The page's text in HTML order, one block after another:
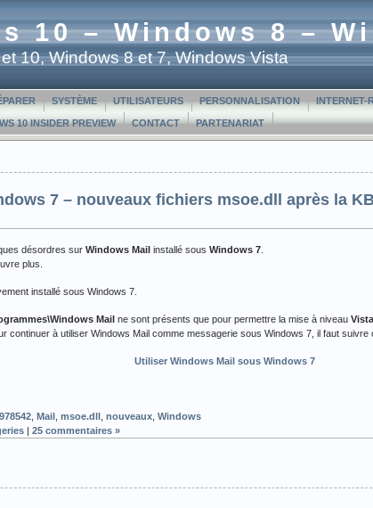
10 – Windows 8 –
10, Windows 8 et 7, Windows Vista
SYSTÈME UTILISATEURS PERSONNALISATION INTERNET-
10 INSIDER PREVIEW CONTACT PARTENARIAT
7 – nouveaux fichiers msoe.dll après la
désordres sur Windows Mail installé sous Windows 7
plus.
installé sous Windows 7.
Mail ne sont présents que pour permettre la mise à niveau
continuer à utiliser Windows Mail comme messagerie sous Windows 7, il faut suivre
Utiliser Windows Mail sous Windows 7
Mail msoe.dll nouveaux Windows
| 25 commentaires »